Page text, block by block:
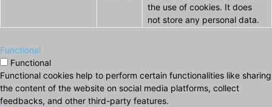
the use of cookies. It does
not store any personal data.
Functional
Functional
Functional cookies help to perform certain functionalities like sharing
the content of the website on social media platforms, collect
feedbacks, and other third-party features.